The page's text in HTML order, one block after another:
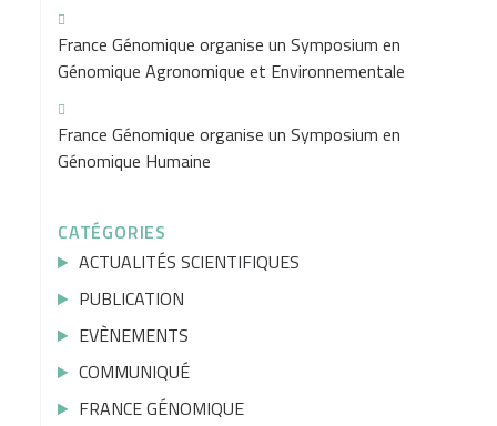
France Génomique organise un Symposium en
Génomique Agronomique et Environnementale
France Génomique organise un Symposium en
Génomique Humaine
CATÉGORIES
ACTUALITÉS SCIENTIFIQUES
PUBLICATION
EVÈNEMENTS
COMMUNIQUÉ
FRANCE GÉNOMIQUE